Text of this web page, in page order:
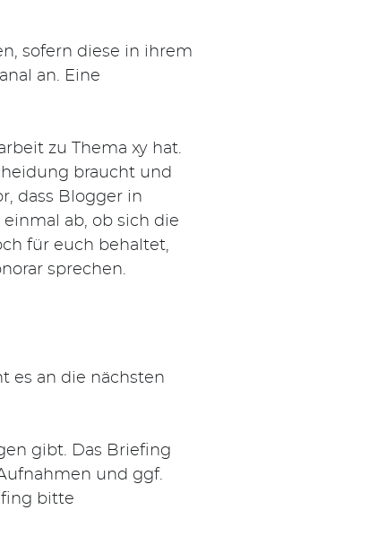
sofern diese in ihrem
an. Eine
zu Thema xy hat.
braucht und
dass Blogger in
ab, ob sich die
für euch behaltet,
sprechen.
es an die nächsten
gibt. Das Briefing
und ggf.
bitte